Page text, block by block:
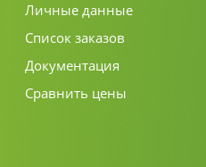
Личные данные
Список заказов
Документация
Сравнить цены